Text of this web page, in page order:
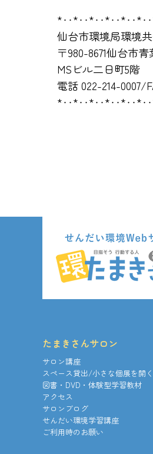
仙台市環境局環境
〒980-8671仙台市
MSビル二日町5階
電話 022-214-0007/
たまきさんサロン
サロン講座
スペース貸出/小さな個展を開く
図書・DVD・体験型学習教材
アクセス
サロンブログ
せんだい環境学習講座
ご利用時のお願い